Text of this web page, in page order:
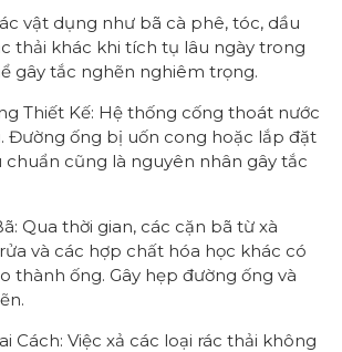
vật dụng như bã cà phê, tóc, dầu
thải khác khi tích tụ lâu ngày trong
gây tắc nghẽn nghiêm trọng.
Thiết Kế: Hệ thống cống thoát nước
Đường ống bị uốn cong hoặc lắp đặt
cũng là nguyên nhân gây tắc
Qua thời gian, các cặn bã từ xà
và các hợp chất hóa học khác có
thành ống. Gây hẹp đường ống và
Cách: Việc xả các loại rác thải không